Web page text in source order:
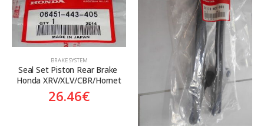
BRAKE SYSTEM
Seal Set Piston Rear Brake
Honda XRV/XLV/CBR/Hornet
26.46€